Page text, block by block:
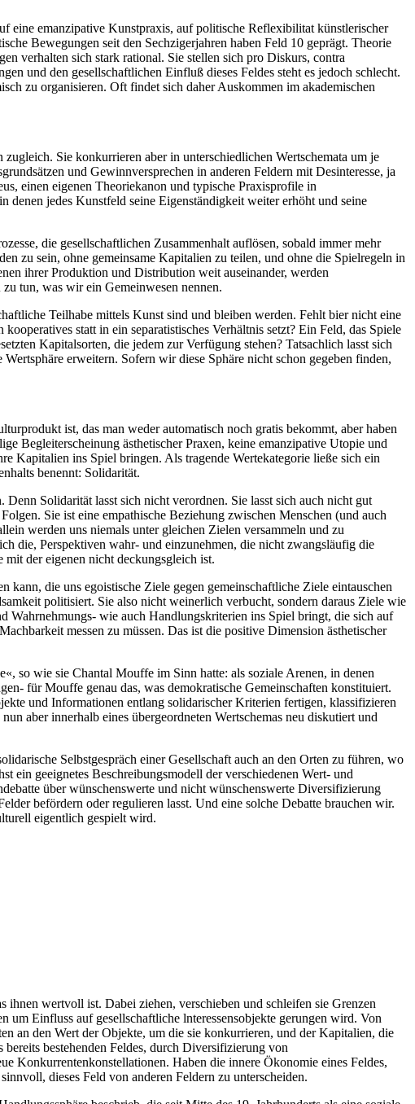
eine emanzipative Kunstpraxis, auf politische Reflexibilitat künstlerischer
Bewegungen seit den Sechzigerjahren haben Feld 10 geprägt. Theorie
verhalten sich stark rational. Sie stellen sich pro Diskurs, contra
und den gesellschaftlichen Einfluß dieses Feldes steht es jedoch schlecht.
zu organisieren. Oft findet sich daher Auskommen im akademischen
Sie konkurrieren aber in unterschiedlichen Wertschemata um je
und Gewinnversprechen in anderen Feldern mit Desinteresse, ja
einen eigenen Theoriekanon und typische Praxisprofile in
jedes Kunstfeld seine Eigenständigkeit weiter erhöht und seine
die gesellschaftlichen Zusammenhalt auflösen, sobald immer mehr
zu sein, ohne gemeinsame Kapitalien zu teilen, und ohne die Spielregeln in
ihrer Produktion und Distribution weit auseinander, werden
tun, was wir ein Gemeinwesen nennen.
Teilhabe mittels Kunst sind und bleiben werden. Fehlt bier nicht eine
statt in ein separatistisches Verhältnis setzt? Ein Feld, das Spiele
Kapitalsorten, die jedem zur Verfügung stehen? Tatsachlich lasst sich
erweitern. Sofern wir diese Sphäre nicht schon gegeben finden,
ist, das man weder automatisch noch gratis bekommt, aber haben
Begleiterscheinung ästhetischer Praxen, keine emanzipative Utopie und
Kapitalien ins Spiel bringen. Als tragende Wertekategorie ließe sich ein
benennt: Solidarität.
Solidarität lasst sich nicht verordnen. Sie lasst sich auch nicht gut
Sie ist eine empathische Beziehung zwischen Menschen (und auch
werden uns niemals unter gleichen Zielen versammeln und zu
die, Perspektiven wahr- und einzunehmen, die nicht zwangsläufig die
der eigenen nicht deckungsgleich ist.
die uns egoistische Ziele gegen gemeinschaftliche Ziele eintauschen
politisiert. Sie also nicht weinerlich verbucht, sondern daraus Ziele wie
Wahrnehmungs- wie auch Handlungskriterien ins Spiel bringt, die sich auf
messen zu müssen. Das ist die positive Dimension ästhetischer
so wie sie Chantal Mouffe im Sinn hatte: als soziale Arenen, in denen
für Mouffe genau das, was demokratische Gemeinschaften konstituiert.
und Informationen entlang solidarischer Kriterien fertigen, klassifizieren
aber innerhalb eines übergeordneten Wertschemas neu diskutiert und
Selbstgespräch einer Gesellschaft auch an den Orten zu führen, wo
ein geeignetes Beschreibungsmodell der verschiedenen Wert- und
über wünschenswerte und nicht wünschenswerte Diversifizierung
befördern oder regulieren lasst. Und eine solche Debatte brauchen wir.
eigentlich gespielt wird.
ihnen wertvoll ist. Dabei ziehen, verschieben und schleifen sie Grenzen
um Einfluss auf gesellschaftliche lnteressensobjekte gerungen wird. Von
an den Wert der Objekte, um die sie konkurrieren, und der Kapitalien, die
bestehenden Feldes, durch Diversifizierung von
Konkurrentenkonstellationen. Haben die innere Ökonomie eines Feldes,
dieses Feld von anderen Feldern zu unterscheiden.